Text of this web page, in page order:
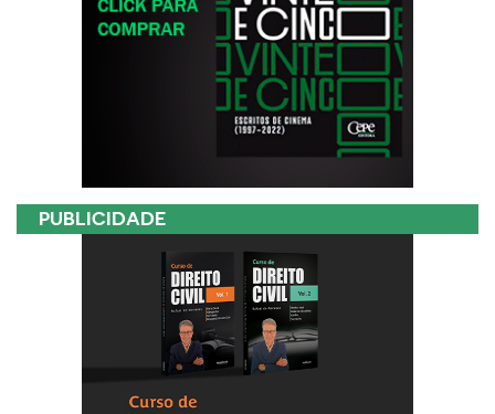
PUBLICIDADE